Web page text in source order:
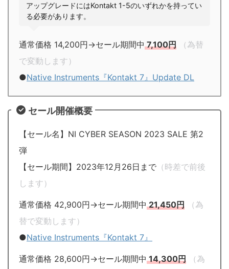
アップグレードにはKontakt 1-5のいずれかを持ってい
る必要があります。
通常価格 14,200円→セール期間中7,100円
（為替
で変動します）
●Native Instruments『Kontakt 7』Update DL
セール開催概要
【セール名】NI CYBER SEASON 2023 SALE 第2
弾
【セール期間】2023年12月26日まで （時差で前後
します）
通常価格 42,900円→セール期間中21,450円
（為
替で変動します）
●Native Instruments『Kontakt 7』
通常価格 28,600円→セール期間中14,300円
（為